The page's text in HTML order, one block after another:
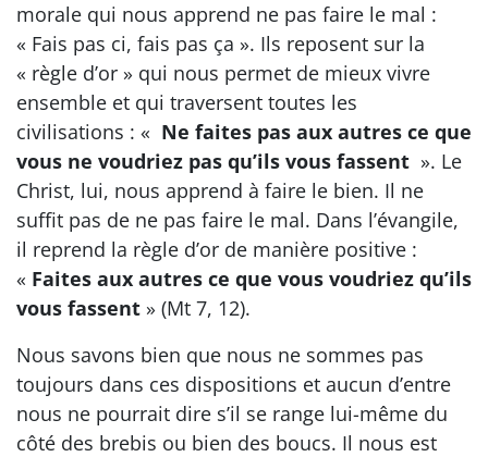
morale qui nous apprend ne pas faire le mal :
« Fais pas ci, fais pas ça ». Ils reposent sur la
« règle d’or » qui nous permet de mieux vivre
ensemble et qui traversent toutes les
civilisations : « Ne faites pas aux autres ce que
vous ne voudriez pas qu’ils vous fassent ». Le
Christ, lui, nous apprend à faire le bien. Il ne
suffit pas de ne pas faire le mal. Dans l’évangile,
il reprend la règle d’or de manière positive :
« Faites aux autres ce que vous voudriez qu’ils
vous fassent » (Mt 7, 12).
Nous savons bien que nous ne sommes pas
toujours dans ces dispositions et aucun d’entre
nous ne pourrait dire s’il se range lui-même du
côté des brebis ou bien des boucs. Il nous est